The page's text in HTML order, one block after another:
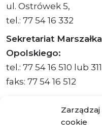
cookie
ul. Ostrówek 5,
tel.: 77 54 16 332
Sekretariat
Opolskiego:
tel.: 77 54 16 510 lub
faks: 77 54 16 512